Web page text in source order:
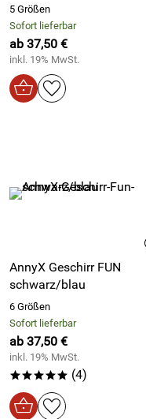
5 Größen
Sofort lieferbar
ab 37,50 €
inkl. 19% MwSt.
AnnyX Geschirr FUN
schwarz/blau
6 Größen
Sofort lieferbar
ab 37,50 €
inkl. 19% MwSt.
***** (4)